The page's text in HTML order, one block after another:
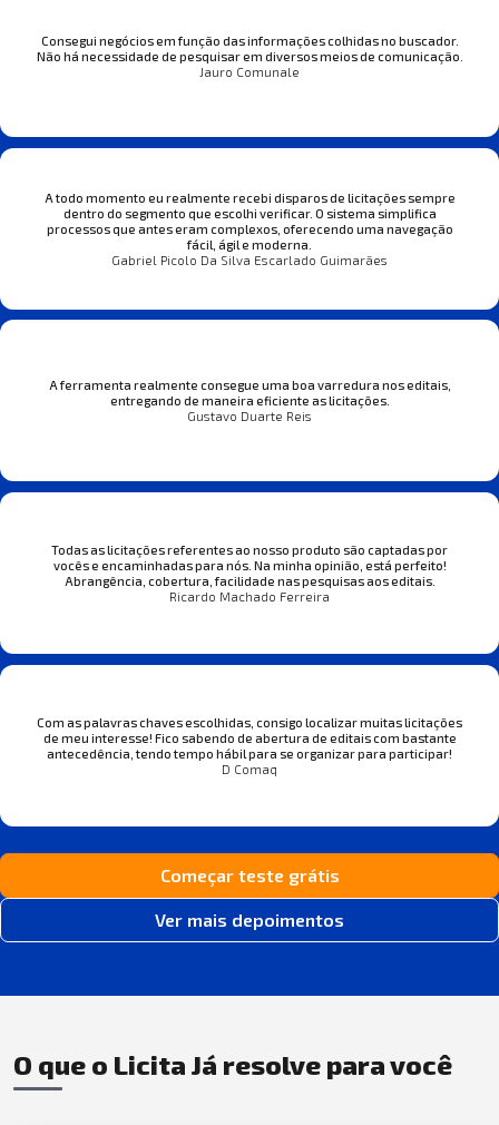
Consegui negócios em função das informações colhidas no buscador.
Não há necessidade de pesquisar em diversos meios de comunicação.
Jauro Comunale
A todo momento eu realmente recebi disparos de licitações sempre
dentro do segmento que escolhi verificar. O sistema simplifica
processos que antes eram complexos, oferecendo uma navegação
fácil, ágil e moderna.
Gabriel Picolo Da Silva Escarlado Guimarães
A ferramenta realmente consegue uma boa varredura nos editais,
entregando de maneira eficiente as licitações.
Gustavo Duarte Reis
Todas as licitações referentes ao nosso produto são captadas por
vocês e encaminhadas para nós. Na minha opinião, está perfeito!
Abrangência, cobertura, facilidade nas pesquisas aos editais.
Ricardo Machado Ferreira
Com as palavras chaves escolhidas, consigo localizar muitas licitações
de meu interesse! Fico sabendo de abertura de editais com bastante
antecedência, tendo tempo hábil para se organizar para participar!
D Comaq
Começar teste grátis
Ver mais depoimentos
O que o Licita Já resolve para você